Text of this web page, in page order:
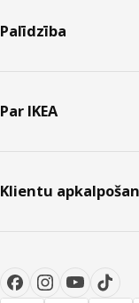
Palīdzība
Par IKEA
Klientu